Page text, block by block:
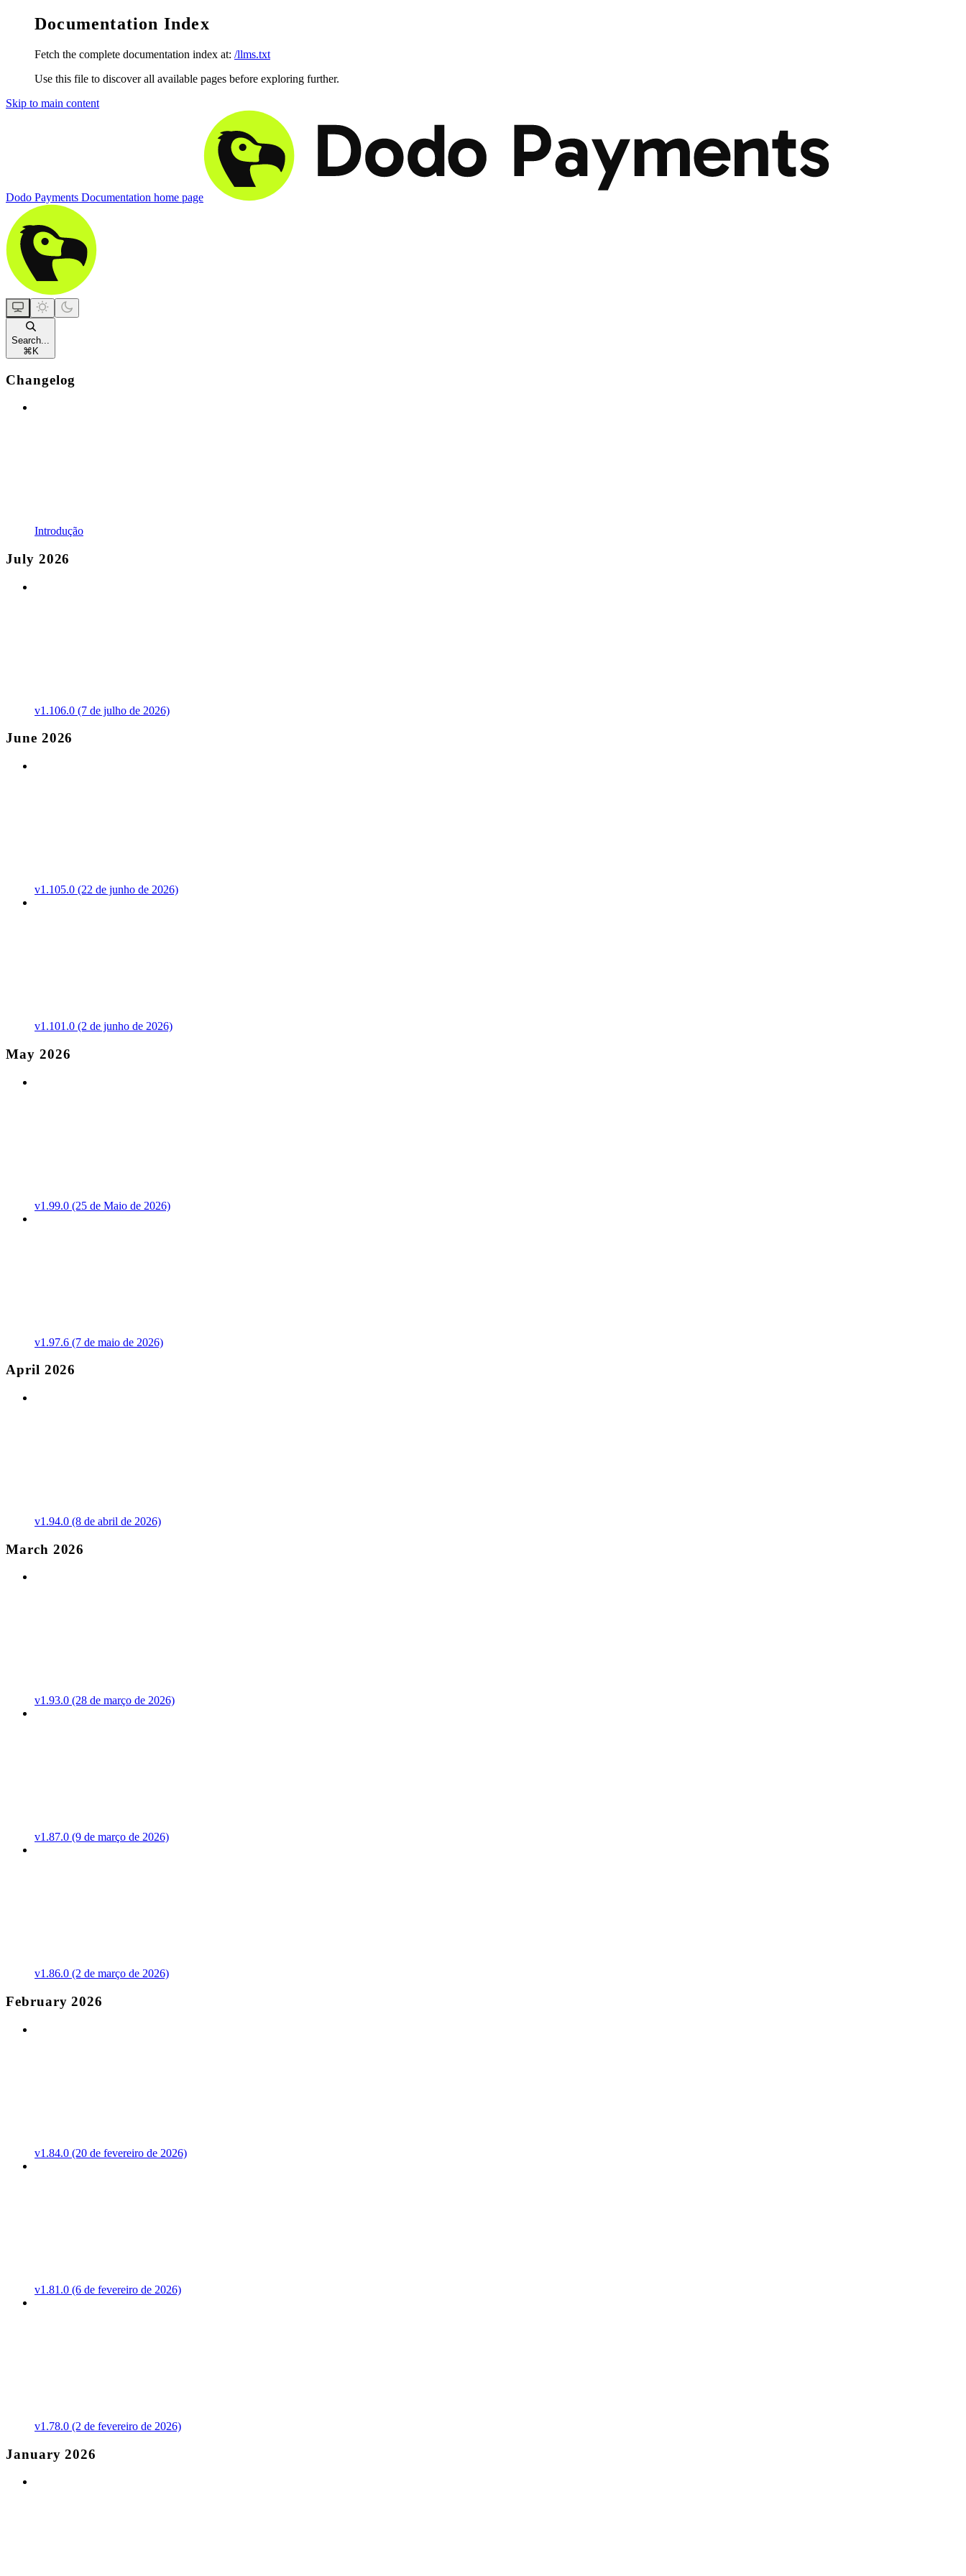
Documentation Index
Fetch the complete documentation index at: /llms.txt
Use this file to discover all available pages before exploring further.
Skip to main content
Dodo Payments Documentation home page
Search...
⌘ K
Changelog
Introdução
July 2026
v1.106.0 (7 de julho de 2026)
June 2026
v1.105.0 (22 de junho de 2026)
v1.101.0 (2 de junho de 2026)
May 2026
v1.99.0 (25 de Maio de 2026)
v1.97.6 (7 de maio de 2026)
April 2026
v1.94.0 (8 de abril de 2026)
March 2026
v1.93.0 (28 de março de 2026)
v1.87.0 (9 de março de 2026)
v1.86.0 (2 de março de 2026)
February 2026
v1.84.0 (20 de fevereiro de 2026)
v1.81.0 (6 de fevereiro de 2026)
v1.78.0 (2 de fevereiro de 2026)
January 2026